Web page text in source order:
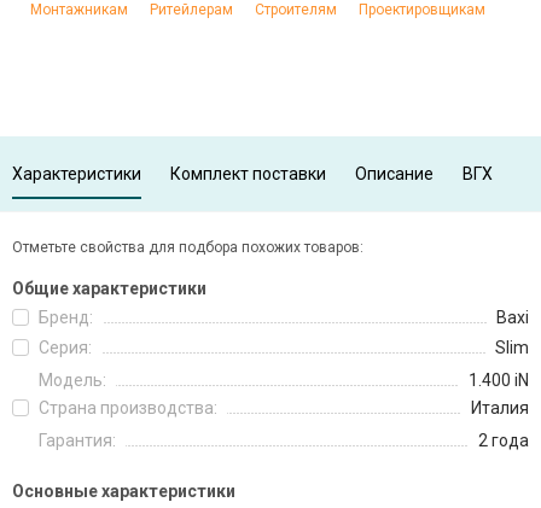
Монтажникам
Ритейлерам Строителям Проектировщикам
Характеристики Комплект поставки Описание ВГХ
Отметьте свойства для подбора похожих товаров:
Общие характеристики
Бренд:
Baxi
Серия:
Slim
Модель:
1.400 iN
Страна производства:
Италия
Гарантия:
2 года
Основные характеристики